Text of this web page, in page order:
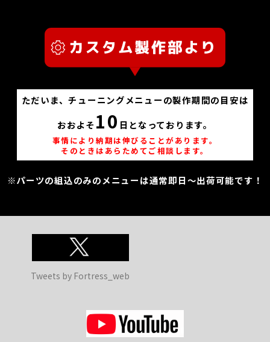
ただいま、チューニングメニューの製作期間の目安は
おおよそ 10 日となっております。
事情により納期は伸びることがあります。
そのときはあらためてご相談します。
※パーツの組込のみのメニューは通常即日～出荷可能です！
Tweets by Fortress_web